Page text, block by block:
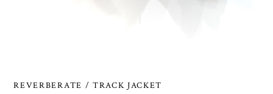
REVERBERATE / TRACK JACKET